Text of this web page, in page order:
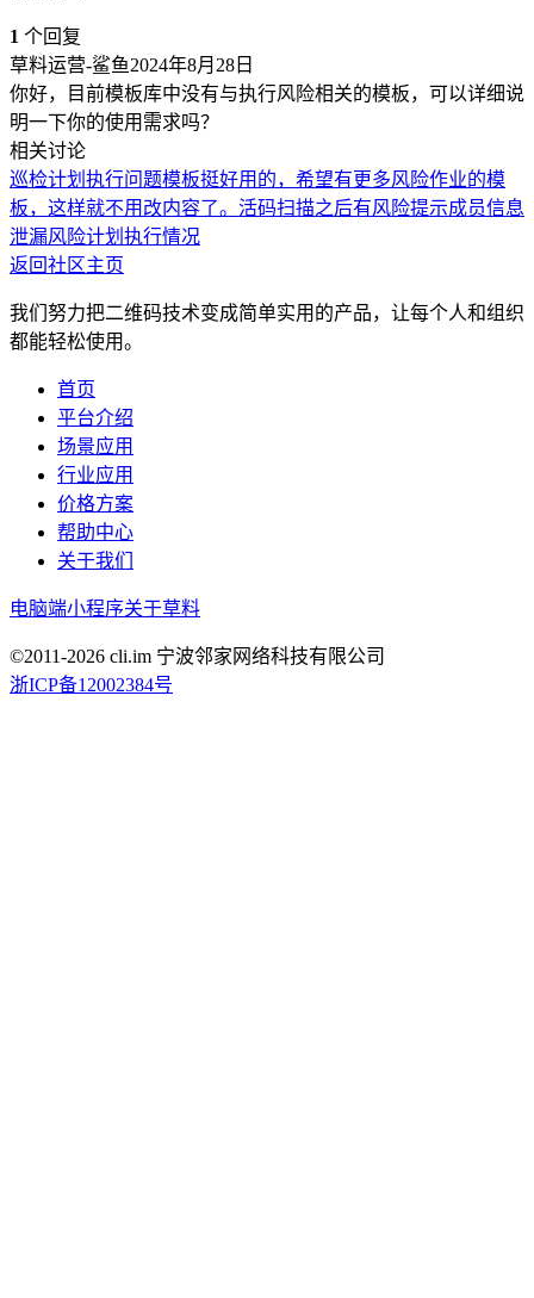
1 个回复
草料运营-鲨鱼2024年8月28日
你好，目前模板库中没有与执行风险相关的模板，可以详细说
明一下你的使用需求吗？
相关讨论
巡检计划执行问题模板挺好用的，希望有更多风险作业的模
板，这样就不用改内容了。 活码扫描之后有风险提示成员信息
泄漏风险计划执行情况
返回社区主页
我们努力把二维码技术变成简单实用的产品，让每个人和组织
都能轻松使用。
首页
平台介绍
场景应用
行业应用
价格方案
帮助中心
关于我们
电脑端小程序关于草料
©2011-2026 cli.im 宁波邻家网络科技有限公司
浙ICP备12002384号